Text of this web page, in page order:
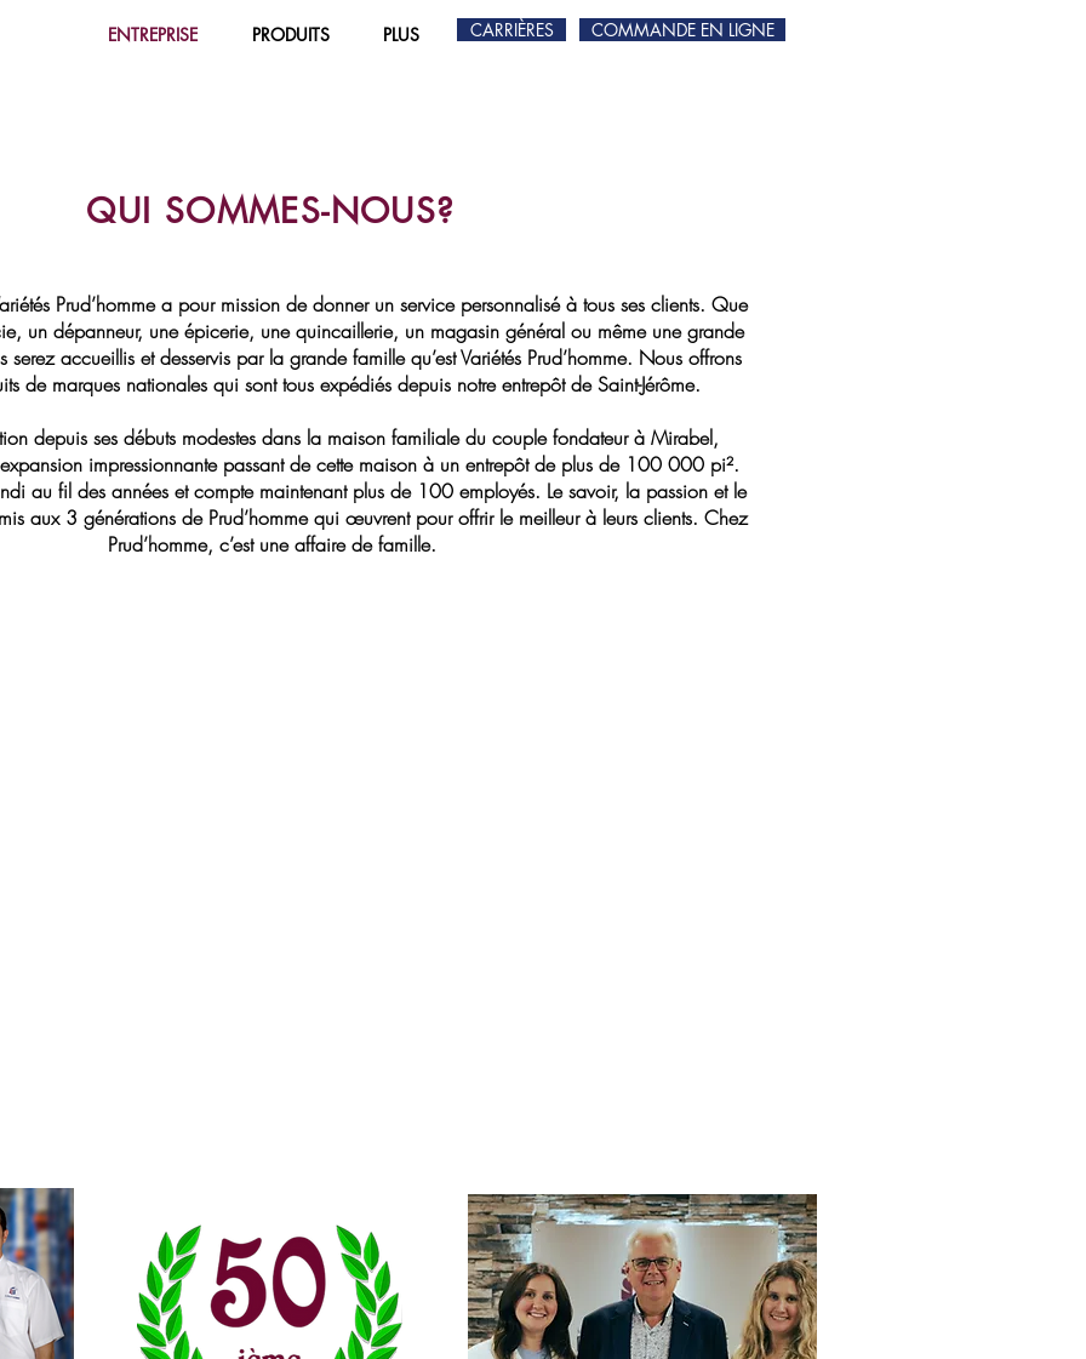
ENTREPRISE PRODUITS PLUS CARRIÈRES COMMANDE EN LIGNE
QUI SOMMES-NOUS?
Prud’homme a pour mission de donner un service personnalisé à tous ses clients. Que
un dépanneur, une épicerie, une quincaillerie, un magasin général ou même une grande
accueillis et desservis par la grande famille qu’est Variétés Prud’homme. Nous offrons
de marques nationales qui sont tous expédiés depuis notre entrepôt de Saint-Jérôme.
depuis ses débuts modestes dans la maison familiale du couple fondateur à Mirabel,
expansion impressionnante passant de cette maison à un entrepôt de plus de 100 000 pi².
au fil des années et compte maintenant plus de 100 employés. Le savoir, la passion et le
aux 3 générations de Prud’homme qui œuvrent pour offrir le meilleur à leurs clients. Chez
Prud’homme, c’est une affaire de famille.